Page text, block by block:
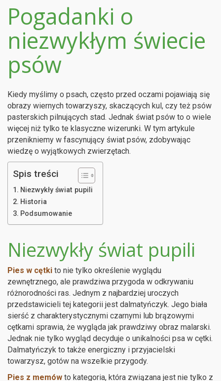
Pogadanki o
niezwykłym świecie
psów
Kiedy myślimy o psach, często przed oczami pojawiają się
obrazy wiernych towarzyszy, skaczących kul, czy też psów
pasterskich pilnujących stad. Jednak świat psów to o wiele
więcej niż tylko te klasyczne wizerunki. W tym artykule
przenikniemy w fascynujący świat psów, zdobywając
wiedzę o wyjątkowych zwierzętach.
Spis treści
Niezwykły świat pupili
Historia
Podsumowanie
Niezwykły świat pupili
Pies w cętki to nie tylko określenie wyglądu
zewnętrznego, ale prawdziwa przygoda w odkrywaniu
różnorodności ras. Jednym z najbardziej uroczych
przedstawicieli tej kategorii jest dalmatyńczyk. Jego biała
sierść z charakterystycznymi czarnymi lub brązowymi
cętkami sprawia, że wygląda jak prawdziwy obraz malarski.
Jednak nie tylko wygląd decyduje o unikalności psa w cętki.
Dalmatyńczyk to także energiczny i przyjacielski
towarzysz, gotów na wszelkie przygody.
Pies z memów to kategoria, która związana jest nie tylko z